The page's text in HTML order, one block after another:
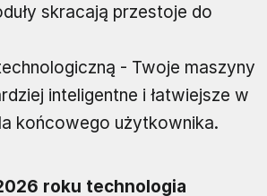
skracają przestoje do
- Twoje maszyny
inteligentne i łatwiejsze w
końcowego użytkownika.
roku technologia